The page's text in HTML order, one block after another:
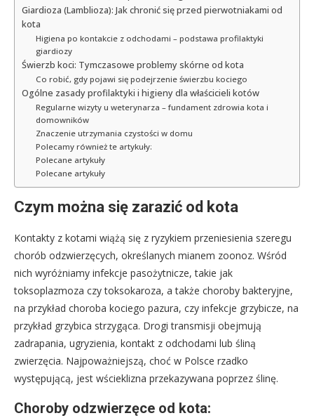
Giardioza (Lamblioza): Jak chronić się przed pierwotniakami od
kota
Higiena po kontakcie z odchodami – podstawa profilaktyki
giardiozy
Świerzb koci: Tymczasowe problemy skórne od kota
Co robić, gdy pojawi się podejrzenie świerzbu kociego
Ogólne zasady profilaktyki i higieny dla właścicieli kotów
Regularne wizyty u weterynarza – fundament zdrowia kota i
domowników
Znaczenie utrzymania czystości w domu
Polecamy również te artykuły:
Polecane artykuły
Polecane artykuły
Czym można się zarazić od kota
Kontakty z kotami wiążą się z ryzykiem przeniesienia szeregu
chorób odzwierzęcych, określanych mianem zoonoz. Wśród
nich wyróżniamy infekcje pasożytnicze, takie jak
toksoplazmoza czy toksokaroza, a także choroby bakteryjne,
na przykład choroba kociego pazura, czy infekcje grzybicze, na
przykład grzybica strzygąca. Drogi transmisji obejmują
zadrapania, ugryzienia, kontakt z odchodami lub śliną
zwierzęcia. Najpoważniejszą, choć w Polsce rzadko
występującą, jest wścieklizna przekazywana poprzez ślinę.
Choroby odzwierzęce od kota: